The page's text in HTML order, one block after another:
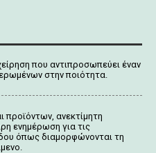
που αντιπροσωπεύει έναν
στην ποιότητα.
προϊόντων, ανεκτίμητη
ενημέρωση για τις
όπως διαμορφώνονται τη